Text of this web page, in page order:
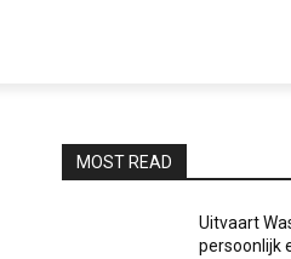
MOST READ
Uitvaart
persoonlijk